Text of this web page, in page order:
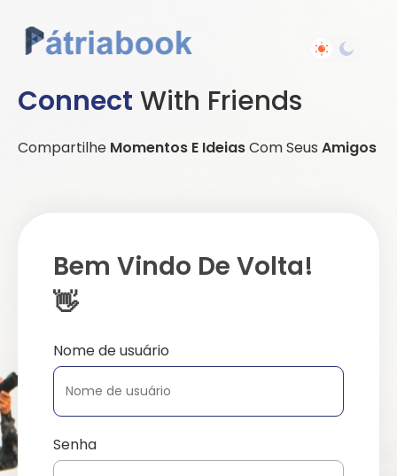
Connect With Friends
Compartilhe Momentos E IdeiasCom Seus Amigos
Bem Vindo De Volta!
👋
Nome de usuário
Senha